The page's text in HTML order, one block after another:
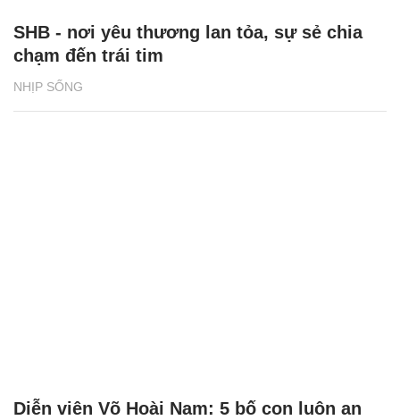
NHỊP SỐNG
SHB - nơi yêu thương lan tỏa, sự sẻ chia
chạm đến trái tim
Diễn viên Võ Hoài Nam: 5 bố con luôn an